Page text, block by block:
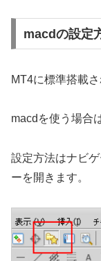
macdの設定
MT4に標準搭載さ
macdを使う場合
設定方法はナビ
ーを開きます。